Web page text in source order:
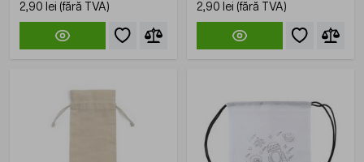
2,90 lei
2,90 lei